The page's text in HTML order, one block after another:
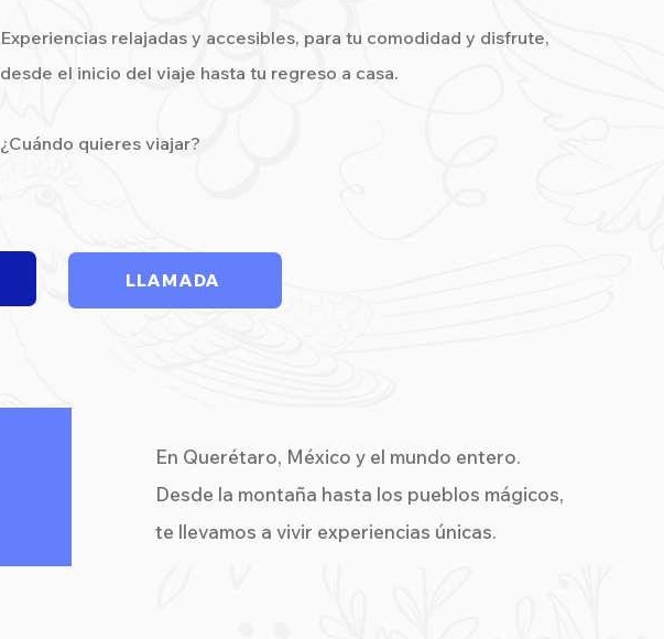
Experiencias relajadas y accesibles, para tu comodidad y disfrute,
desde el inicio del viaje hasta tu regreso a casa.
¿Cuándo quieres viajar?
LLAMADA
En Querétaro, México y el mundo entero.
Desde la montaña hasta los pueblos mágicos,
te llevamos a vivir experiencias únicas.